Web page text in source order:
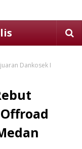
Dankosek I